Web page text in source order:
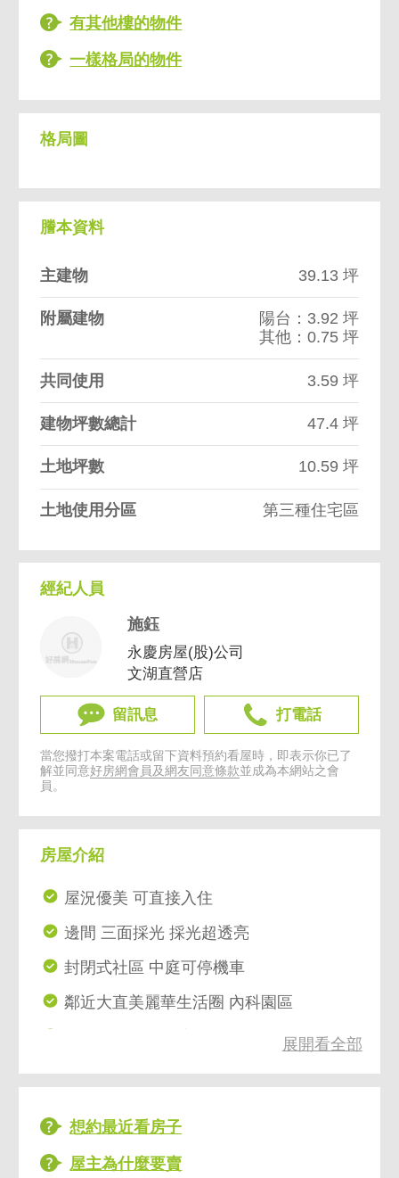
有其他樓的物件
一樣格局的物件
格局圖
謄本資料
主建物 39.13 坪
附屬建物
陽台：3.92 坪
其他：0.75 坪
共同使用 3.59 坪
建物坪數總計 47.4 坪
土地坪數 10.59 坪
土地使用分區 第三種住宅區
經紀人員
施鈺
永慶房屋(股)公司
文湖直營店
留訊息 打電話
當您撥打本案電話或留下資料預約看屋時，即表示你已了
解並同意好房網會員及網友同意條款並成為本網站之會
員。
房屋介紹
屋況優美 可直接入住
邊間 三面採光 採光超透亮
封閉式社區 中庭可停機車
鄰近大直美麗華生活圈 內科園區
展開看全部
想約最近看房子
屋主為什麼要賣